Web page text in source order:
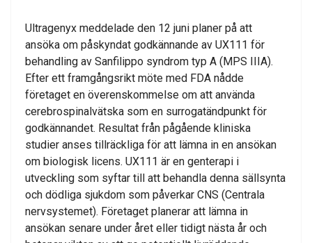
Ultragenyx meddelade den 12 juni planer på att
ansöka om påskyndat godkännande av UX111 för
behandling av Sanfilippo syndrom typ A (MPS IIIA).
Efter ett framgångsrikt möte med FDA nådde
företaget en överenskommelse om att använda
cerebrospinalvätska som en surrogatändpunkt för
godkännandet. Resultat från pågående kliniska
studier anses tillräckliga för att lämna in en ansökan
om biologisk licens. UX111 är en genterapi i
utveckling som syftar till att behandla denna sällsynta
och dödliga sjukdom som påverkar CNS (Centrala
nervsystemet). Företaget planerar att lämna in
ansökan senare under året eller tidigt nästa år och